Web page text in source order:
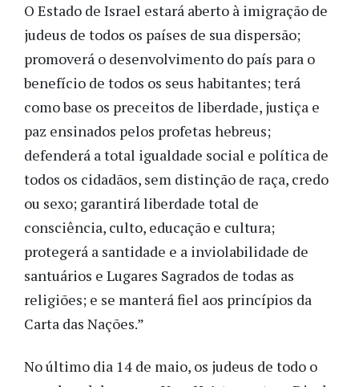
O Estado de Israel estará aberto à imigração de
judeus de todos os países de sua dispersão;
promoverá o desenvolvimento do país para o
benefício de todos os seus habitantes; terá
como base os preceitos de liberdade, justiça e
paz ensinados pelos profetas hebreus;
defenderá a total igualdade social e política de
todos os cidadãos, sem distinção de raça, credo
ou sexo; garantirá liberdade total de
consciência, culto, educação e cultura;
protegerá a santidade e a inviolabilidade de
santuários e Lugares Sagrados de todas as
religiões; e se manterá fiel aos princípios da
Carta das Nações.”
No último dia 14 de maio, os judeus de todo o